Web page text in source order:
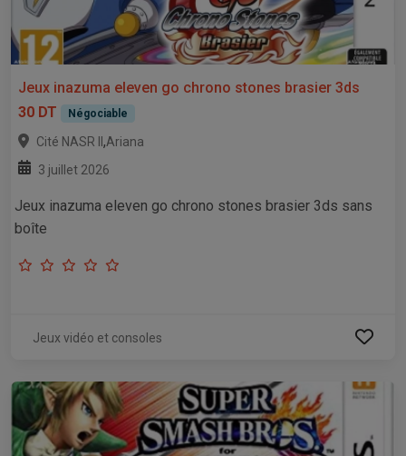
Jeux inazuma eleven go chrono stones brasier 3ds
30 DT
Négociable
Cité NASR II ,Ariana
3 juillet 2026
Jeux inazuma eleven go chrono stones brasier 3ds sans
boîte
Jeux vidéo et consoles